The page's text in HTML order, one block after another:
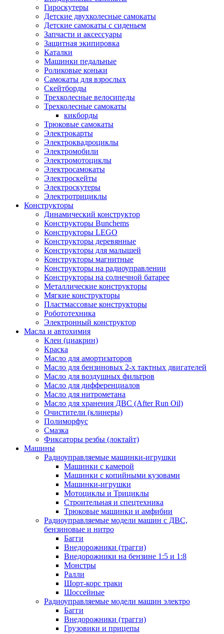
Гироскутеры
Детские двухколесные самокаты
Детские самокаты с сиденьем
Запчасти и аксессуары
Защитная экипировка
Каталки
Машинки педальные
Роликовые коньки
Самокаты для взрослых
Скейтборды
Трехколесные велосипеды
Трехколесные самокаты
кикборды
Трюковые самокаты
Электрокарты
Электроквадроциклы
Электромобили
Электромотоциклы
Электросамокаты
Электроскейты
Электроскутеры
Электротрициклы
Конструкторы
Динамический конструктор
Конструкторы Bunchems
Конструкторы LEGO
Конструкторы деревянные
Конструкторы для малышей
Конструкторы магнитные
Конструкторы на радиоуправлении
Конструкторы на солнечной батарее
Металлические конструкторы
Мягкие конструкторы
Пластмассовые конструкторы
Робототехника
Электронный конструктор
Масла и автохимия
Клеи (циакрин)
Краска
Масло для амортизаторов
Масло для бензиновых 2-х тактных двигателей
Масло для воздушных фильтров
Масло для дифференциалов
Масло для нитрометана
Масло для хранения ДВС (After Run Oil)
Очистители (клинеры)
Полиморфус
Смазка
Фиксаторы резбы (локтайт)
Машины
Радиоуправляемые машинки-игрушки
Машинки с камерой
Машинки с копийными кузовами
Машинки-игрушки
Мотоциклы и Трициклы
Строительная и спецтехника
Трюковые машинки и амфибии
Радиоуправляемые модели машин с ДВС,
бензиновые и нитро
Багги
Внедорожники (трагги)
Внедорожники на бензине 1:5 и 1:8
Монстры
Ралли
Шорт-корс траки
Шоссейные
Радиоуправляемые модели машин электро
Багги
Внедорожники (трагги)
Грузовики и прицепы